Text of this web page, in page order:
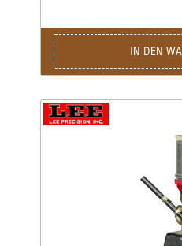
in alle Tischständer oder
zwei Pulverausläufe für
IN DEN